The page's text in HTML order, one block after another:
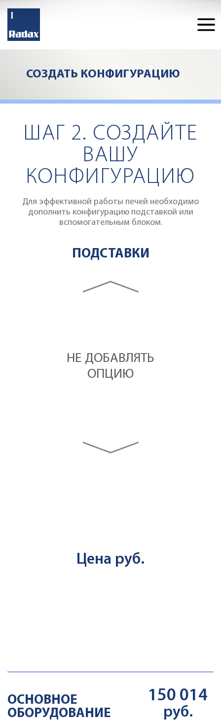
СОЗДАТЬ КОНФИГУРАЦИЮ
Конфигуратор
ШАГ 2. СОЗДАЙТЕ
ВАШУ
КОНФИГУРАЦИЮ
Для эффективной работы печей необходимо
дополнить конфигурацию подставкой или
вспомогательным блоком.
ПОДСТАВКИ
configurator slider
ДОБАВИТЬ
НЕ ДОБАВЛЯТЬ
ОПЦИЮ
ДОБАВИТЬ
Цена руб.
ОСНОВНОЕ
ОБОРУДОВАНИЕ
150 014
руб.